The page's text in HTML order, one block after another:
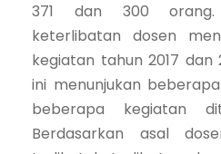
371 dan 300 orang.
keterlibatan dosen
kegiatan tahun 2017 dan
ini menunjukan
beberapa kegiatan
Berdasarkan asal